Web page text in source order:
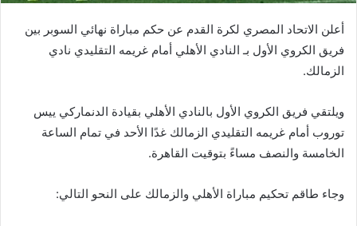
أعلن الاتحاد المصري لكرة القدم عن حكم مباراة نهائي السوبر بين
فريق الكروي الأول بـ النادي الأهلي أمام غريمه التقليدي نادي
الزمالك.
ويلتقي فريق الكروي الأول بالنادي الأهلي بقيادة الدنماركي ييس
توروب أمام غريمه التقليدي الزمالك غدًا الأحد في تمام الساعة
الخامسة والنصف مساءً بتوقيت القاهرة.
وجاء طاقم تحكيم مباراة الأهلي والزمالك على النحو التالي: